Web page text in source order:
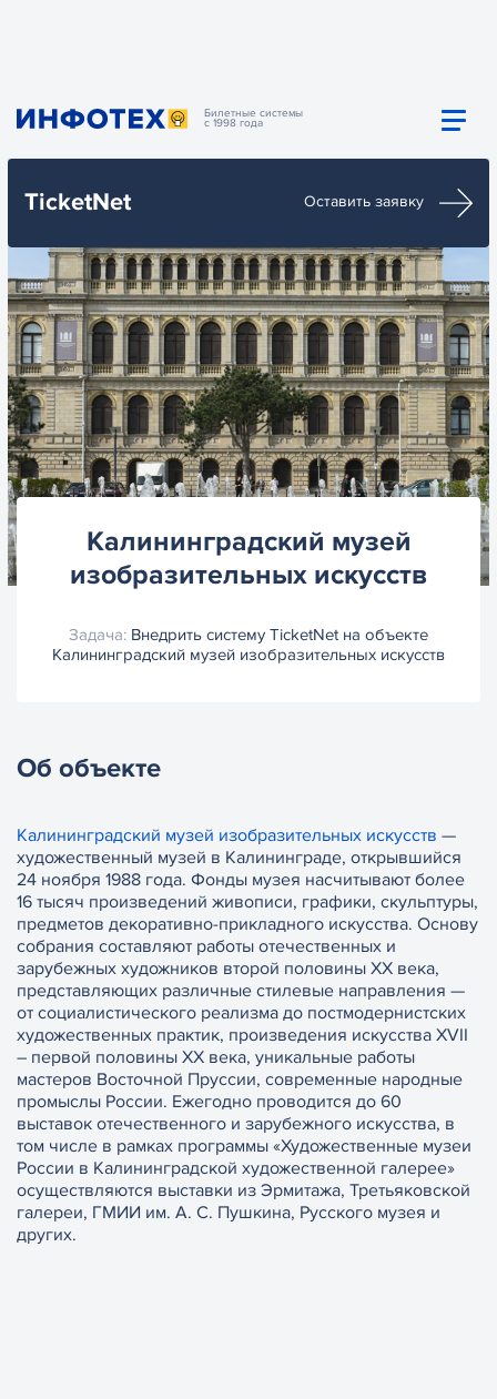
Билетные системы
с 1998 года
TicketNet Оставить заявку
Калининградский музей
изобразительных искусств
Задача: Внедрить систему TicketNet на объекте
Калининградский музей изобразительных искусств
Об объекте
Калининградский музей изобразительных искусств —
художественный музей в Калининграде, открывшийся
24 ноября 1988 года. Фонды музея насчитывают более
16 тысяч произведений живописи, графики, скульптуры,
предметов декоративно-прикладного искусства. Основу
собрания составляют работы отечественных и
зарубежных художников второй половины XX века,
представляющих различные стилевые направления —
от социалистического реализма до постмодернистских
художественных практик, произведения искусства XVII
– первой половины XX века, уникальные работы
мастеров Восточной Пруссии, современные народные
промыслы России. Ежегодно проводится до 60
выставок отечественного и зарубежного искусства, в
том числе в рамках программы «Художественные музеи
России в Калининградской художественной галерее»
осуществляются выставки из Эрмитажа, Третьяковской
галереи, ГМИИ им. А. С. Пушкина, Русского музея и
других.